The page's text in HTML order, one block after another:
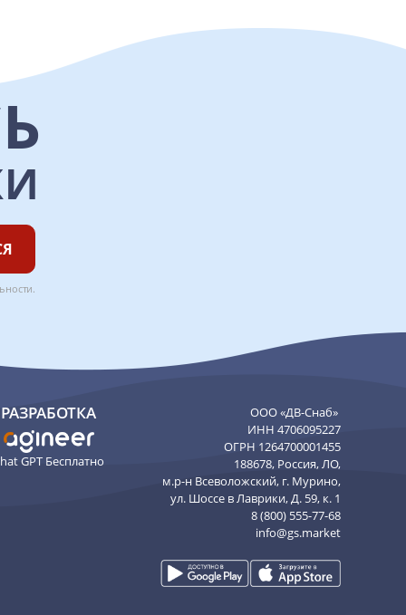
.
РАЗРАБОТКА
GPT Бесплатно
ООО «ДВ-Снаб»
ИНН 4706095227
ОГРН 1264700001455
188678, Россия, ЛО,
м.р-н Всеволожский, г. Мурино,
ул. Шоссе в Лаврики, Д. 59, к. 1
8 (800) 555-77-68
info@gs.market